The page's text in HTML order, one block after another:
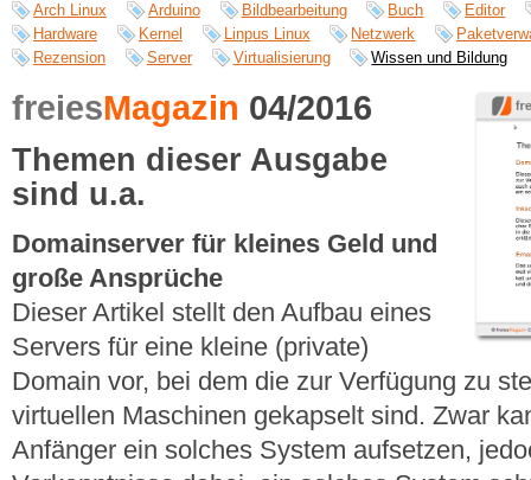
Arch Linux Arduino Bildbearbeitung Buch
Editor
Hardware
Kernel Linpus Linux Netzwerk
Rezension
Server Virtualisierung Wissen und Bildung
freiesMagazin 04/2016
Themen dieser Ausgabe
sind u.a.
Domainserver für kleines Geld und
große Ansprüche
Dieser Artikel stellt den Aufbau eines
Servers für eine kleine (private)
Domain vor, bei dem die zur Verfügung zu
virtuellen Maschinen gekapselt sind. Zwar
Anfänger ein solches System aufsetzen,